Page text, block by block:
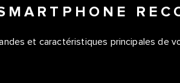
et caractéristiques principales de